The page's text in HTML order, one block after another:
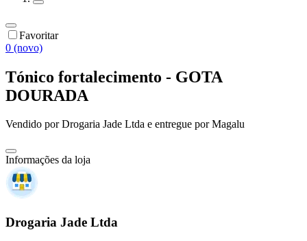
Favoritar
0 (novo)
Tónico fortalecimento - GOTA
DOURADA
Vendido porDrogaria Jade Ltda e entregue por Magalu
Informações da loja
Drogaria Jade Ltda